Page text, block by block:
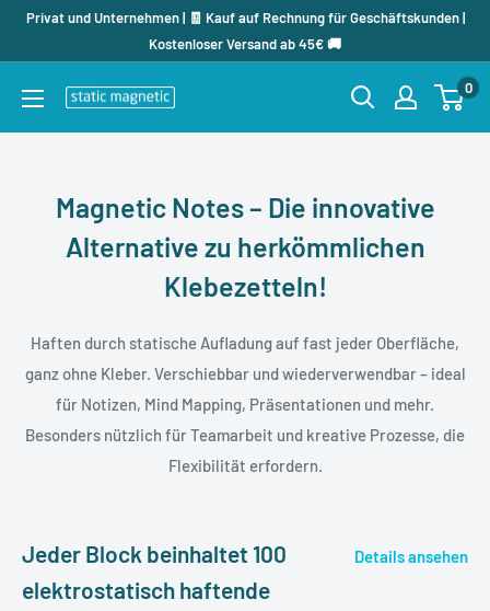
DirektPrivat und Unternehmen | 🧾 Kauf auf Rechnung für Geschäftskunden |
Kostenloser Versand ab 45€ 🚚
staticmagnetic.de
0
Magnetic Notes – Die innovative
Alternative zu herkömmlichen
Klebezetteln!
Haften durch statische Aufladung auf fast jeder Oberfläche,
ganz ohne Kleber. Verschiebbar und wiederverwendbar – ideal
für Notizen, Mind Mapping, Präsentationen und mehr.
Besonders nützlich für Teamarbeit und kreative Prozesse, die
Flexibilität erfordern.
Jeder Block beinhaltet 100
elektrostatisch haftende
Details ansehen